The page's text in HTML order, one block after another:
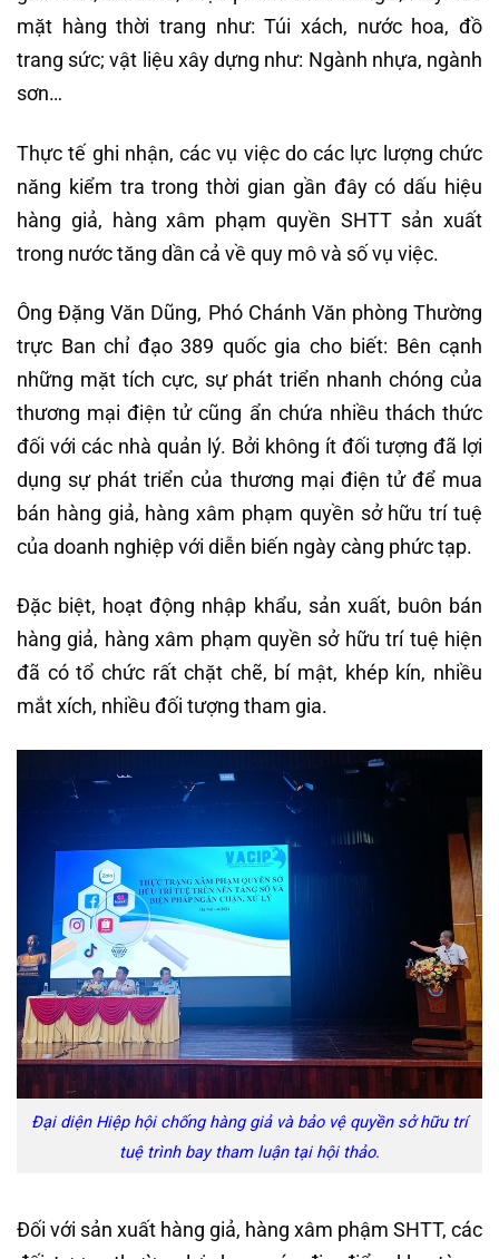
mặt hàng thời trang như: Túi xách, nước hoa, đồ
trang sức; vật liệu xây dựng như: Ngành nhựa, ngành
sơn…
Thực tế ghi nhận, các vụ việc do các lực lượng chức
năng kiểm tra trong thời gian gần đây có dấu hiệu
hàng giả, hàng xâm phạm quyền SHTT sản xuất
trong nước tăng dần cả về quy mô và số vụ việc.
Ông Đặng Văn Dũng, Phó Chánh Văn phòng Thường
trực Ban chỉ đạo 389 quốc gia cho biết: Bên cạnh
những mặt tích cực, sự phát triển nhanh chóng của
thương mại điện tử cũng ẩn chứa nhiều thách thức
đối với các nhà quản lý. Bởi không ít đối tượng đã lợi
dụng sự phát triển của thương mại điện tử để mua
bán hàng giả, hàng xâm phạm quyền sở hữu trí tuệ
của doanh nghiệp với diễn biến ngày càng phức tạp.
Đặc biệt, hoạt động nhập khẩu, sản xuất, buôn bán
hàng giả, hàng xâm phạm quyền sở hữu trí tuệ hiện
đã có tổ chức rất chặt chẽ, bí mật, khép kín, nhiều
mắt xích, nhiều đối tượng tham gia.
Đại diện Hiệp hội chống hàng giả và bảo vệ quyền sở hữu trí
tuệ trình bay tham luận tại hội thảo.
Đối với sản xuất hàng giả, hàng xâm phậm SHTT, các